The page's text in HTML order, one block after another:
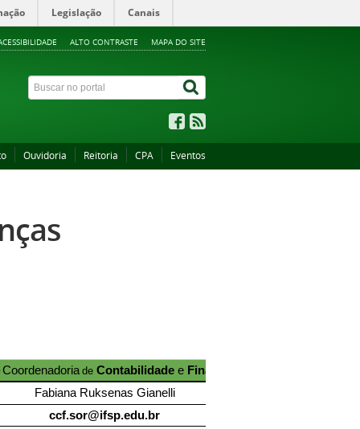
Legislação Canais
ALTO CONTRASTE MAPA DO SITE
Ouvidoria Reitoria CPA Eventos